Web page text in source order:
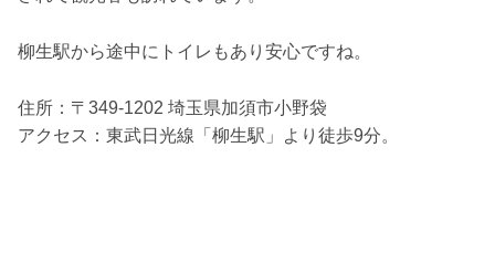
柳生駅から途中にトイレもあり安心ですね。
住所：〒349-1202 埼玉県加須市小野袋
アクセス：東武日光線「柳生駅」より徒歩9分。